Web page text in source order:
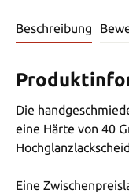
Beschreibung
Die
eine Härte von 40
Eine